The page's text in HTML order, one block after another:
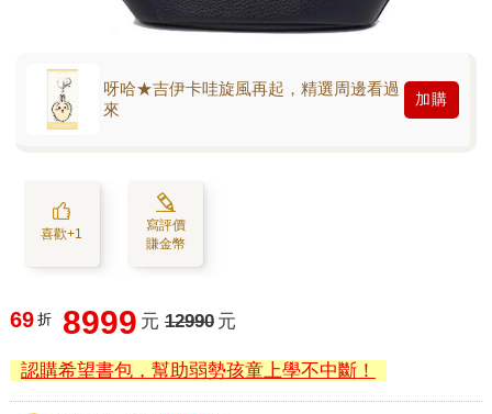
呀哈★吉伊卡哇旋風再起，精選周邊看過
來
加購
喜歡+1
寫評價
賺金幣
69 折 8999 元 12990 元
認購希望書包，幫助弱勢孩童上學不中斷！